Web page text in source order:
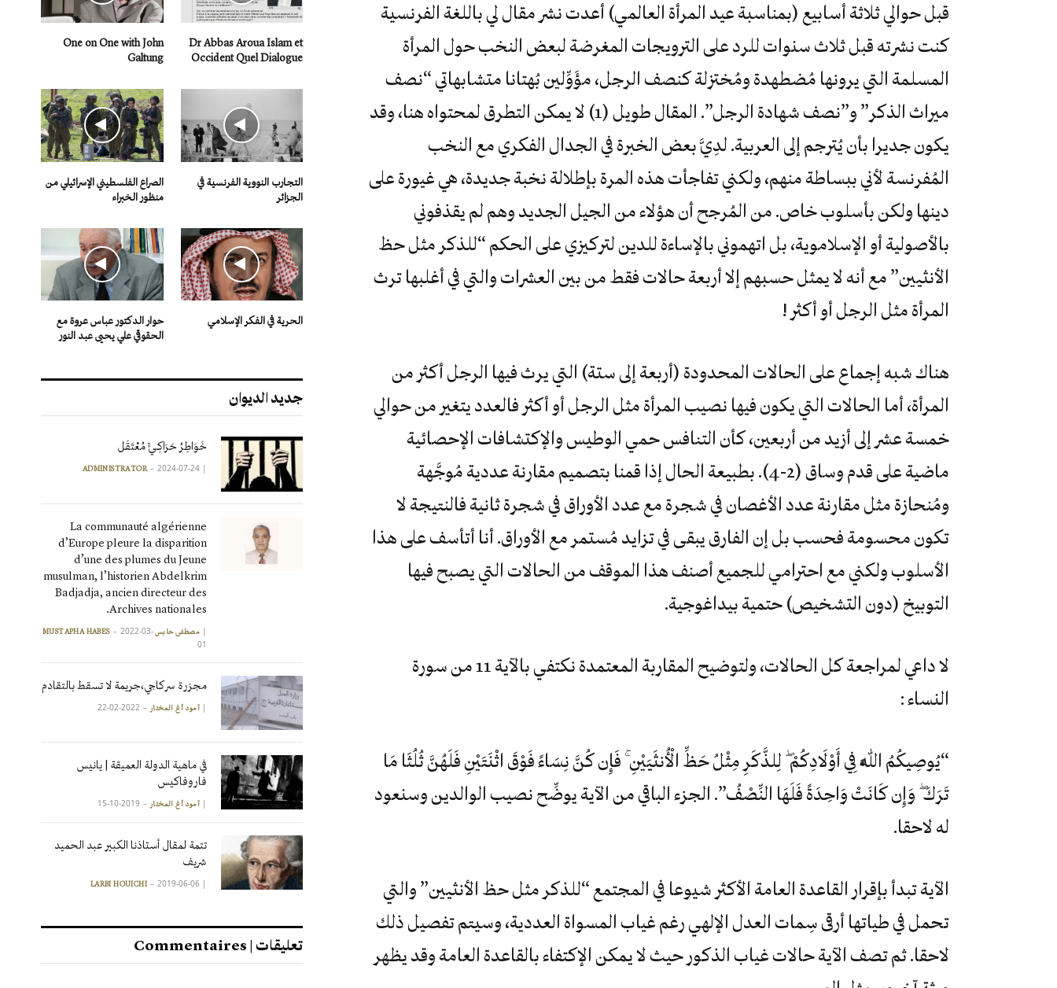
قبل حوالي ثلاثة أسابيع (بمناسبة عيد المرأة العالمي) أعدت نشر مقال لي باللغة الفرنسية
كنت نشرته قبل ثلاث سنوات للرد على الترويجات المغرضة لبعض النخب حول المرأة
المسلمة التي يرونها مُضطهدة ومُختزلة كنصف الرجل، مؤَوِّلين بُهتانا متشابهاتي “نصف
ميراث الذكر” و”نصف شهادة الرجل”. المقال طويل (1) لا يمكن التطرق لمحتواه هنا، وقد
يكون جديرا بأن يُترجم إلى العربية. لدِيَّ بعض الخبرة في الجدال الفكري مع النخب
المُفرنسة لأني ببساطة منهم، ولكني تفاجأت هذه المرة بإطلالة نخبة جديدة، هي غيورة على
دينها ولكن بأسلوب خاص. من المُرجح أن هؤلاء من الجيل الجديد وهم لم يقذفوني
بالأصولية أو الإسلاموية، بل اتهموني بالإساءة للدين لتركيزي على الحكم “للذكر مثل حظ
الأنثيين” مع أنه لا يمثل حسبهم إلا أربعة حالات فقط من بين العشرات والتي في أغلبها ترث
المرأة مثل الرجل أو أكثر !
هناك شبه إجماع على الحالات المحدودة (أربعة إلى ستة) التي يرث فيها الرجل أكثر من
المرأة، أما الحالات التي يكون فيها نصيب المرأة مثل الرجل أو أكثر فالعدد يتغير من حوالي
خمسة عشر إلى أزيد من أربعين، كأن التنافس حمي الوطيس والإكتشافات الإحصائية
ماضية على قدم وساق (2-4). بطبيعة الحال إذا قمنا بتصميم مقارنة عددية مُوجَّهة
ومُنحازة مثل مقارنة عدد الأغصان في شجرة مع عدد الأوراق في شجرة ثانية فالنتيجة لا
تكون محسومة فحسب بل إن الفارق يبقى في تزايد مُستمر مع الأوراق. أنا أتأسف على هذا
الأسلوب ولكني مع احترامي للجميع أصنف هذا الموقف من الحالات التي يصبح فيها
التوبيخ (دون التشخيص) حتمية بيداغوجية.
لا داعي لمراجعة كل الحالات، ولتوضيح المقاربة المعتمدة نكتفي بالآية 11 من سورة
النساء :
“يُوصِيكُمُ اللَّهُ فِي أَوْلَادِكُمْ ۖ لِلذَّكَرِ مِثْلُ حَظِّ الْأُنثَيَيْنِ ۚ فَإِن كُنَّ نِسَاءً فَوْقَ اثْنَتَيْنِ فَلَهُنَّ ثُلُثَا مَا
تَرَكَ ۖ وَإِن كَانَتْ وَاحِدَةً فَلَهَا النِّصْفُ”. الجزء الباقي من الآية يوضِّح نصيب الوالدين وسنعود
له لاحقا.
الآية تبدأ بإقرار القاعدة العامة الأكثر شيوعا في المجتمع “للذكر مثل حظ الأنثيين” والتي
تحمل في طياتها أرقى سِمات العدل الإلهي رغم غياب المسواة العددية، وسيتم تفصيل ذلك
لاحقا. ثم تصف الآية حالات غياب الذكور حيث لا يمكن الإكتفاء بالقاعدة العامة وقد يظهر
Dr Abbas Aroua Islam et
Occident Quel Dialogue
One on One with John
Galtung
التجارب النووية الفرنسية في
الجزائر
الصراع الفلسطيني الإسرائيلي من
منظور الخبراء
الحرية في الفكر الإسلامي
حوار الدكتور عباس عروة مع
الحقوقي علي يحيى عبد النور
جديد الديوان
خَوَاطِرُ حَرَاكِـيٍّ مُعْتَقَل
|
ADMINISTRATOR 2024-07-24
La communauté algérienne
d’Europe pleure la disparition
d’une des plumes du Jeune
musulman, l’historien Abdelkrim
Badjadja, ancien directeur des
Archives nationales.
| مصطفى حابس MUSTAPHA HABES2022-03-
01
مجزرة سركاجي،جريمة لا تسقط بالتقادم
| آمود أغ المختار 2022-02-22
في ماهية الدولة العميقة | يانيس
فاروفاكيس
| آمود أغ المختار 2019-10-15
تتمة لمقال أستاذنا الكبير عبد الحميد
شريف
|
LARBI HOUICHI 2019-06-06
تعليقات | Commentaires